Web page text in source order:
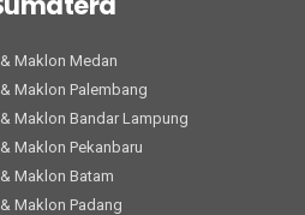
Maklon Medan
Maklon Palembang
Maklon Bandar Lampung
Maklon Pekanbaru
Maklon Batam
Maklon Padang